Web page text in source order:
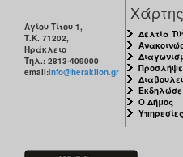
Αγίου Τίτου 1,
Τ.Κ. 71202,
Ηράκλειο
Τηλ.: 2813-409000
email:info@heraklion.gr
Δελτία
Ο Δήμος
Υπηρεσίες